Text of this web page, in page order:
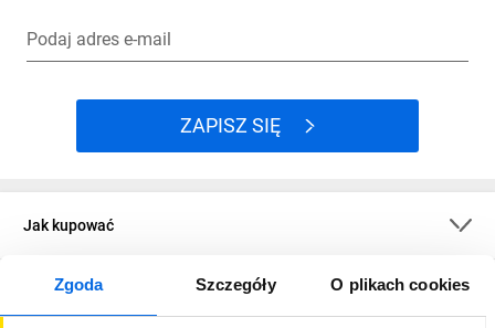
Zgoda Szczegóły O plikach cookies
Podaj adres e-mail
ZAPISZ SIĘ
Jak kupować
O firmie